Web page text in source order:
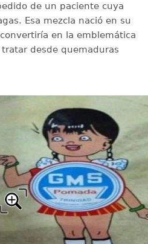
de un paciente cuya
Esa mezcla nació en su
en la emblemática
desde quemaduras